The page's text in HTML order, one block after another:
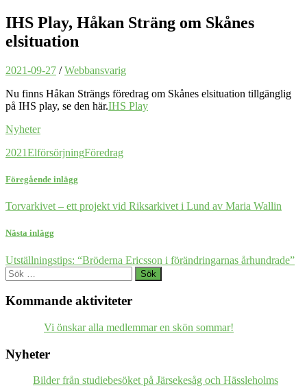
IHS Play, Håkan Sträng om Skånes
elsituation
2021-09-27 /Webbansvarig
Nu finns Håkan Strängs föredrag om Skånes elsituation tillgänglig
på IHS play, se den här.IHS Play
Nyheter
2021ElförsörjningFöredrag
Föregående inlägg
Torvarkivet – ett projekt vid Riksarkivet i Lund av Maria Wallin
Nästa inlägg
Utställningstips: “Bröderna Ericsson i förändringarnas århundrade”
Sök
efter:
Kommande aktiviteter
Vi önskar alla medlemmar en skön sommar!
Nyheter
Bilder från studiebesöket på Järsekesåg och Hässleholms